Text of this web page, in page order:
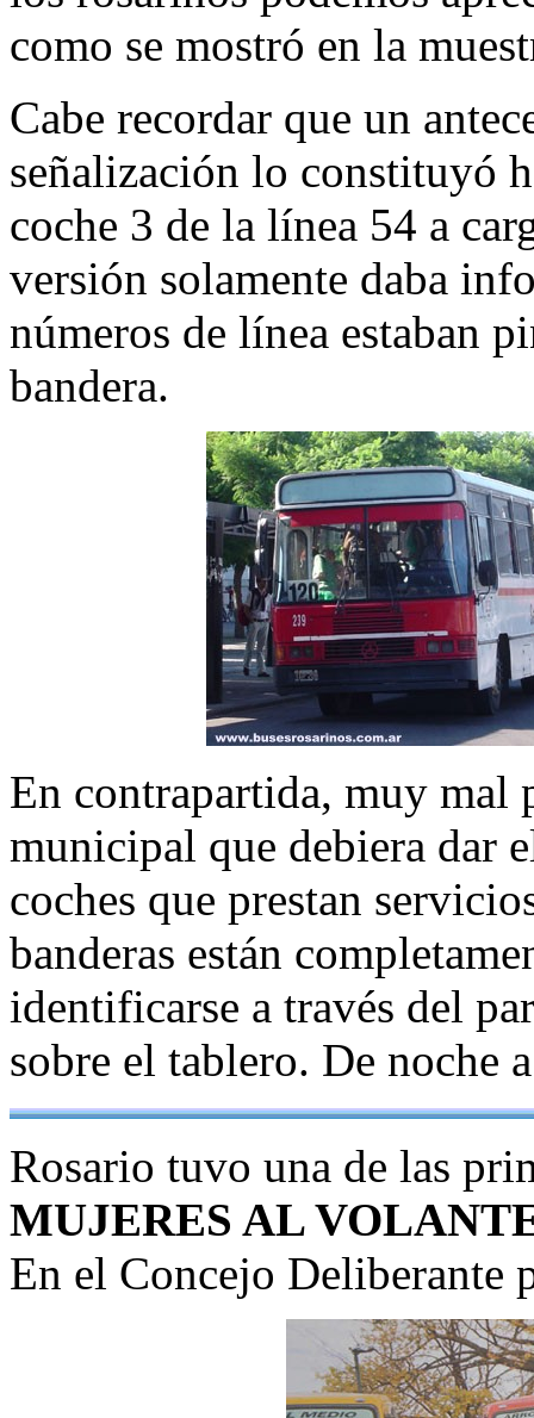
como se mostró en la
Cabe recordar que un
señalización lo constituyó
coche 3 de la línea 54 a
versión solamente daba
números de línea estaban
bandera.
En contrapartida, muy mal
municipal que debiera dar
coches que prestan
banderas están
identificarse a través del
sobre el tablero. De noche
Rosario tuvo una de las
MUJERES AL
En el Concejo Deliberante